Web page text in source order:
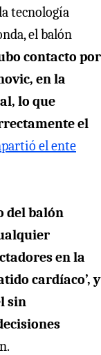
tecnología
el balón
contacto por
en la
lo que
el
el ente
del balón
en la
cardíaco’, y
sin